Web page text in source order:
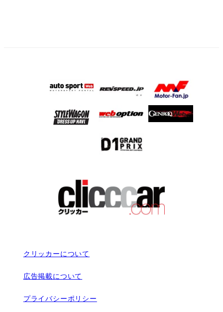
クリッカーについて
広告掲載について
プライバシーポリシー